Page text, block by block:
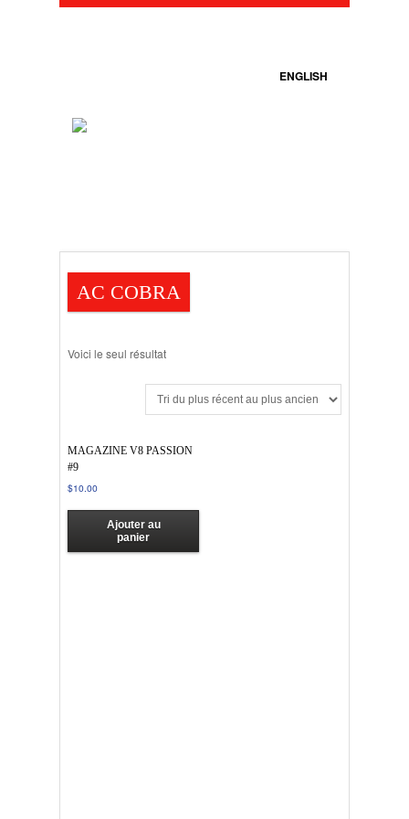
ENGLISH
AC COBRA
Voici le seul résultat
MAGAZINE V8 PASSION
#9
$10.00
Ajouter au
panier